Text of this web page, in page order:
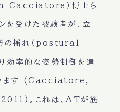
Cacciatore）博士ら
を受けた被験者が、立
の揺れ（postural
効率的な姿勢制御を達
います (Cacciatore,
。これは、ATが筋